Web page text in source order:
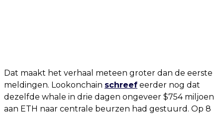
Dat maakt het verhaal meteen groter dan de eerste
meldingen. Lookonchain schreef eerder nog dat
dezelfde whale in drie dagen ongeveer $754 miljoen
aan ETH naar centrale beurzen had gestuurd. Op 8